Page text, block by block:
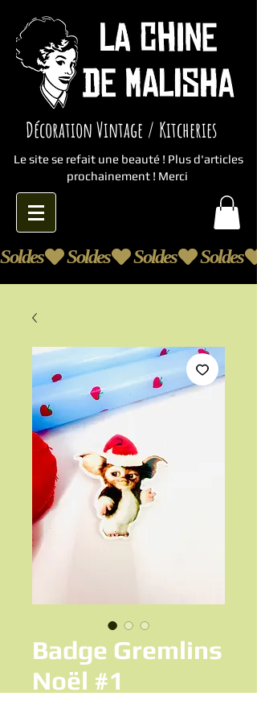
Décoration Vintage / Kitcheries
Le site se refait une beauté ! Plus d'articles
prochainement ! Merci
Soldes
Badge Gremlins
Noël #1